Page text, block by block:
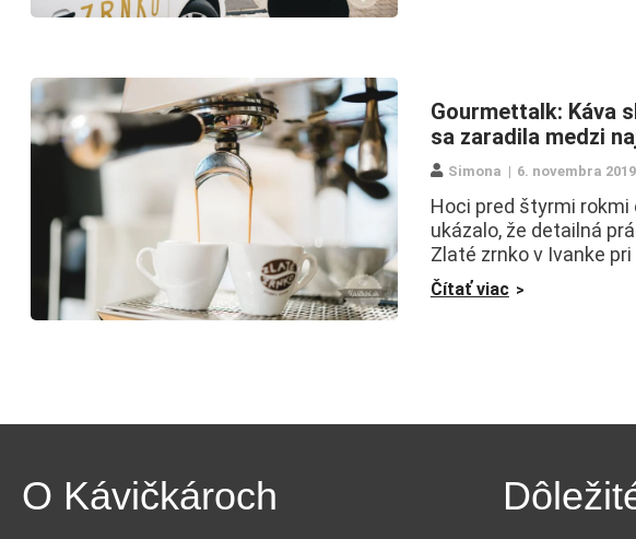
Gourmettalk: Káva
sa zaradila medzi
Simona 6. novembra 2019
Hoci pred štyrmi
ukázalo, že detailná
Zlaté zrnko v Ivanke pri
Čítať viac
O Kávičkároch